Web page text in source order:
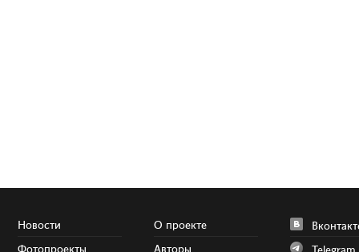
Новости
Фотопроекты
О проекте
Авторы